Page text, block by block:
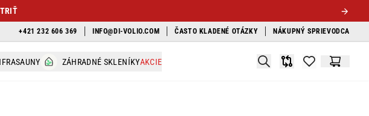
+421 232 606 369 INFO@DI-VOLIO.COM ČASTO KLADENÉ OTÁZKY NÁKUPNÝ SPRIEVODCA
ZÁHRADNÉ SKLENÍKYAKCIE SearchPorovnávač
items inKošík